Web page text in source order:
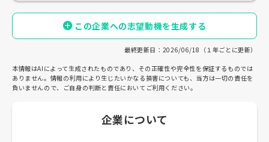
この企業への志望動機を生成する
最終更新日：2026/06/18（１年ごとに更新）
本情報はAIによって生成されたものであり、その正確性や完全性を保証するものでは
ありません。情報の利用により生じたいかなる損害についても、当方は一切の責任を
負いませんので、ご自身の判断と責任においてご利用ください。
企業について